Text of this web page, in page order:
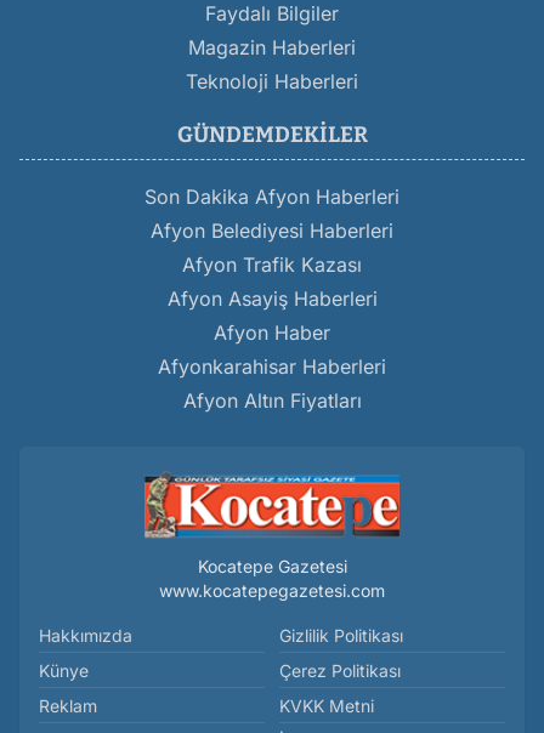
Faydalı Bilgiler
Magazin Haberleri
Teknoloji Haberleri
GÜNDEMDEKILER
Son Dakika Afyon Haberleri
Afyon Belediyesi Haberleri
Afyon Trafik Kazası
Afyon Asayiş Haberleri
Afyon Haber
Afyonkarahisar Haberleri
Afyon Altın Fiyatları
Kocatepe Gazetesi
www.kocatepegazetesi.com
Hakkımızda
Künye
Reklam
Gizlilik Politikası
Çerez Politikası
KVKK Metni